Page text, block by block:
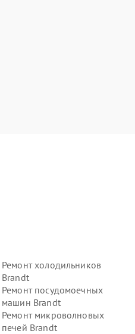
Ремонт холодильников
Brandt
Ремонт посудомоечных
машин Brandt
Ремонт микроволновых
печей Brandt